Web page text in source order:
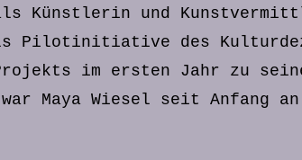
Künstlerin und
Pilotinitiative des
im ersten Jahr zu
Maya Wiesel seit Anfang an